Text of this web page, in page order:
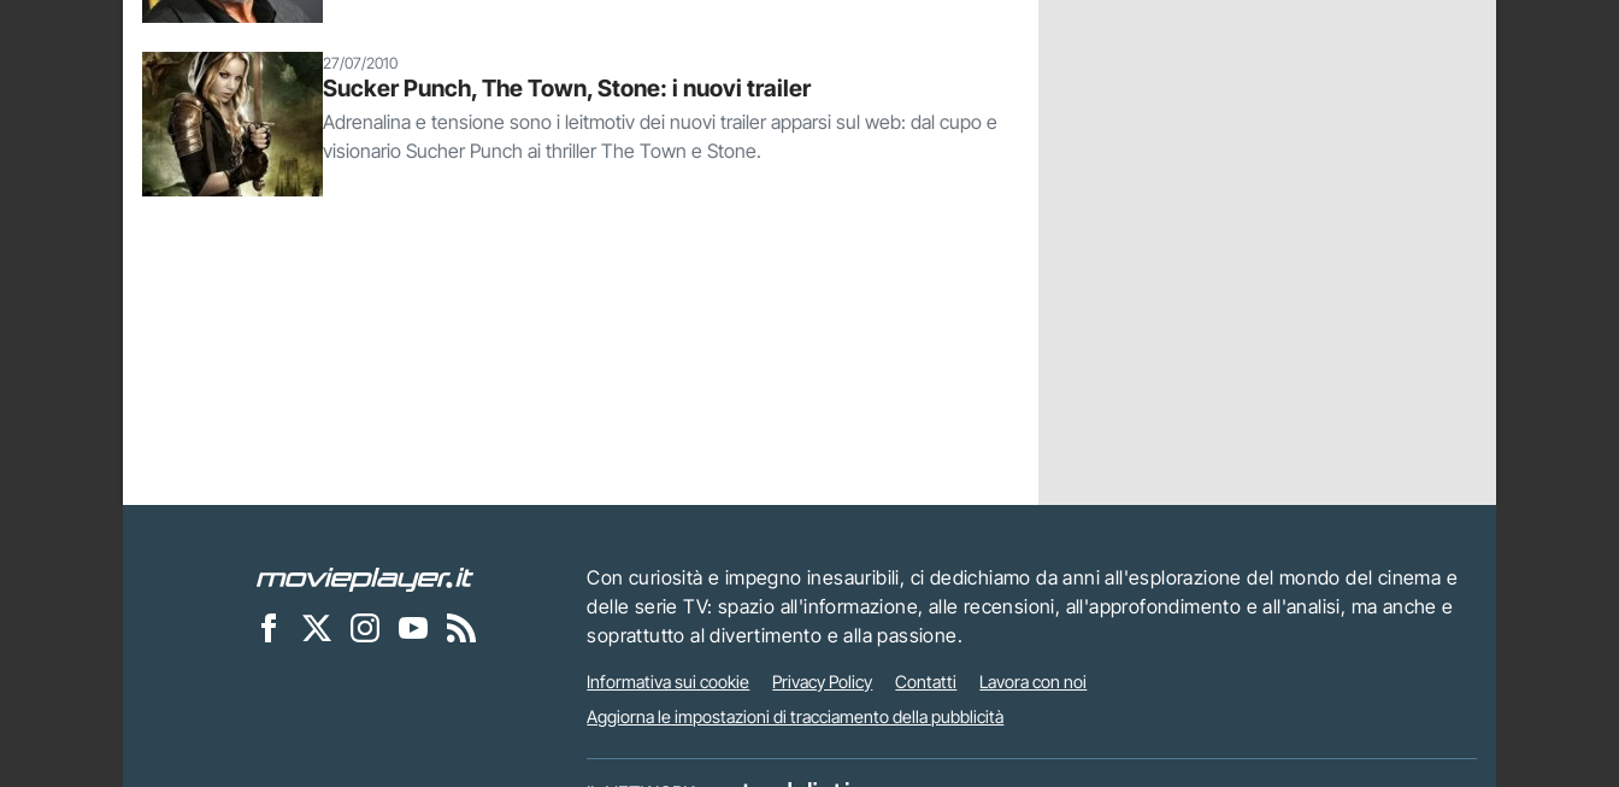
27/07/2010
Sucker Punch, The Town, Stone: i nuovi trailer
Adrenalina e tensione sono i leitmotiv dei nuovi trailer apparsi sul web: dal cupo e
visionario Sucher Punch ai thriller The Town e Stone.
Con curiosità e impegno inesauribili, ci dedichiamo da anni all'esplorazione del mondo del cinema e
delle serie TV: spazio all'informazione, alle recensioni, all'approfondimento e all'analisi, ma anche e
soprattutto al divertimento e alla passione.
Informativa sui cookie Privacy Policy Contatti
Lavora con noi
Aggiorna le impostazioni di tracciamento della pubblicità